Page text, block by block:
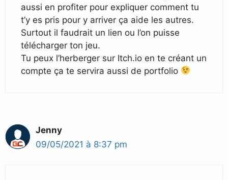
aussi en profiter pour expliquer comment tu
t’y es pris pour y arriver ça aide les autres.
Surtout il faudrait un lien ou l’on puisse
télécharger ton jeu.
Tu peux l’herberger sur Itch.io en te créant un
compte ça te servira aussi de portfolio
Jenny
09/05/2021 à 8:37 pm